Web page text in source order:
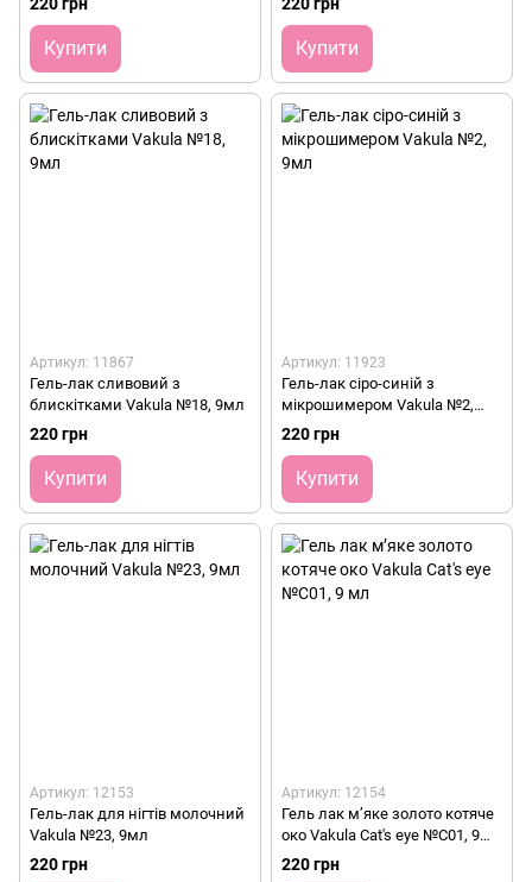
Купити Купити
Артикул: 11867
Гель-лак сливовий з
блискітками Vakula №18, 9мл
220 грн
Купити
Артикул: 11923
Гель-лак сіро-синій з
мікрошимером Vakula №2,
9мл
220 грн
Купити
Артикул: 12153
Гель-лак для нігтів молочний
Vakula №23, 9мл
220 грн
Артикул: 12154
Гель лак м’яке золото котяче
око Vakula Cat's eye №C01, 9
мл
220 грн